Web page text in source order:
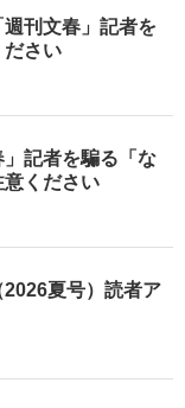
週刊文春」記者を
ださい
」記者を騙る「な
意ください
2026夏号）読者ア